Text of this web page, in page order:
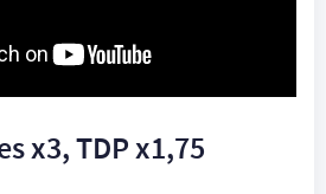
x3, TDP x1,75